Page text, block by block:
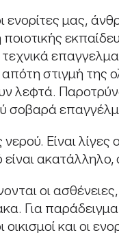
ενορίτες μας,
ποιοτικής
απότη στιγμή
λεφτά.
σοβαρά
Είναι
είναι
οι
Για
και οι